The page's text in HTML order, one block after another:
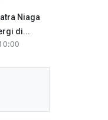
Niaga
di...